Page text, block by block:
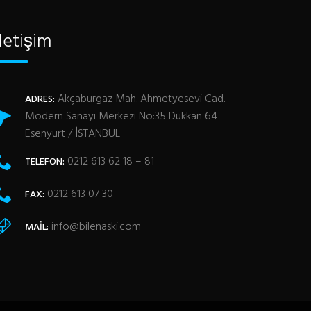
ADRES: Akçaburgaz Mah. Ahmetyesevi Cad.
Modern Sanayi Merkezi No:35 Dükkan 64
Esenyurt / İSTANBUL
TELEFON: 0212 613 62 18 – 81
FAX: 0212 613 07 30
MAIL: info@bilenaski.com